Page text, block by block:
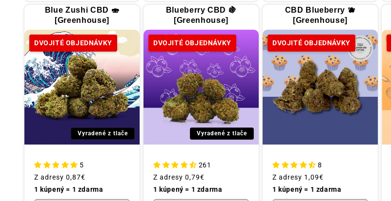
Blue Zushi CBD 🍣
[Greenhouse]
DVOJITÉ OBJEDNÁVKY
Vyradené z tlače
5
Obvyklá
cena
Z adresy 0,87€
1 kúpený = 1 zdarma
Blueberry CBD 🍇
[Greenhouse]
DVOJITÉ OBJEDNÁVKY
Vyradené z tlače
261
Obvyklá
cena
Z adresy 0,79€
1 kúpený = 1 zdarma
CBD Blueberry 🫐
[Greenhouse]
DVOJITÉ OBJEDNÁVKY
8
Obvyklá
cena
Z adresy 1,09€
1 kúpený = 1 zdarma